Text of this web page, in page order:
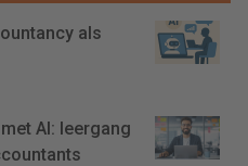
als
AI: leergang